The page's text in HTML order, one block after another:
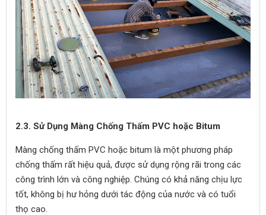
2.3. Sử Dụng Màng Chống Thấm PVC hoặc Bitum
Màng chống thấm PVC hoặc bitum là một phương pháp
chống thấm rất hiệu quả, được sử dụng rộng rãi trong các
công trình lớn và công nghiệp. Chúng có khả năng chịu lực
tốt, không bị hư hỏng dưới tác động của nước và có tuổi
thọ cao.